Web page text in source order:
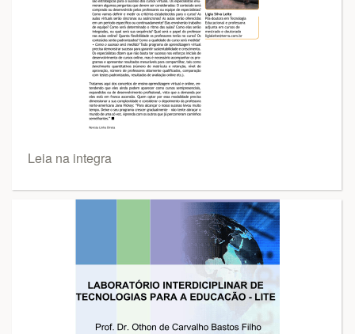
Leia na integra